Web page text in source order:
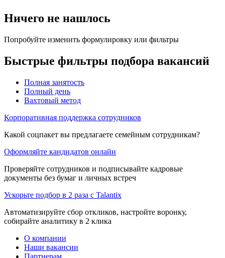
Ничего не нашлось
Попробуйте изменить формулировку или фильтры
Быстрые фильтры подбора вакансий
Полная занятость
Полный день
Вахтовый метод
Корпоративная поддержка сотрудников
Какой соцпакет вы предлагаете семейным сотрудникам?
Оформляйте кандидатов онлайн
Проверяйте сотрудников и подписывайте кадровые
документы без бумаг и личных встреч
Ускорьте подбор в 2 раза с Talantix
Автоматизируйте сбор откликов, настройте воронку,
собирайте аналитику в 2 клика
О компании
Наши вакансии
Партнерам